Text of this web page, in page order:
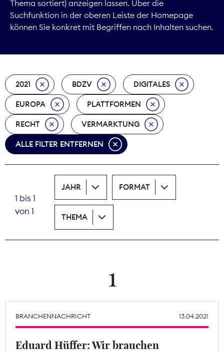
Kommunikation
Marktdaten
Nachhaltigkeit
Nachwuchs
Nova Award
Print
Wächterpreis
Mitgliederbereich
Thema sortiert) anzeigen lassen. Über die
Suchfunktion in der oberen Leiste der Homepage
können Sie konkret mit Begriffen nach Inhalten suchen.
2021 BDZV DIGITALES
EUROPA PLATTFORMEN
RECHT VERMARKTUNG
ALLE FILTER ENTFERNEN
1 bis 1
von 1
JAHR FORMAT
THEMA
1
BRANCHENNACHRICHT 13.04.2021
Eduard Hüffer: Wir brauchen